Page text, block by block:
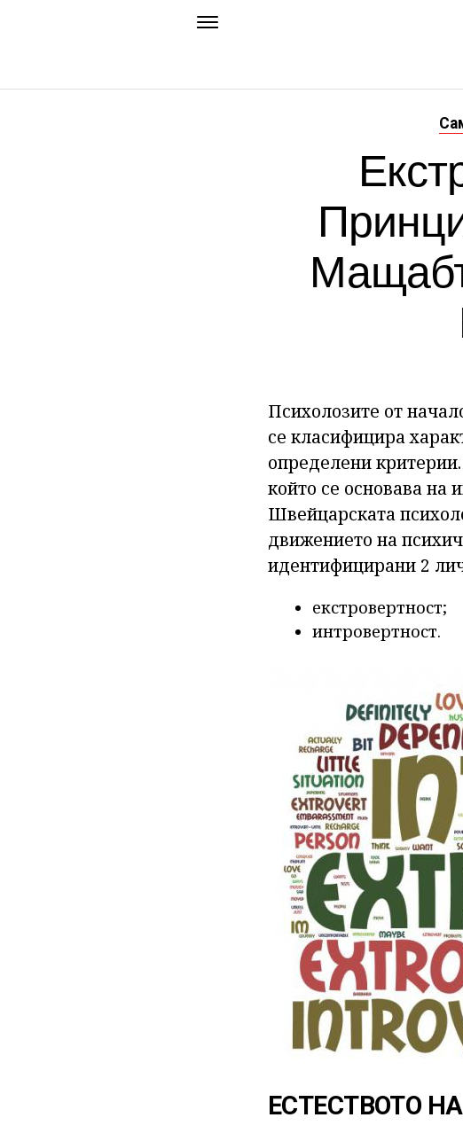
Психолозите от
се класифицира
определени
който се основава на
Швейцарската
движението на
идентифицирани 2
екстровертност;
интровертност.
ЕСТЕСТВОТО